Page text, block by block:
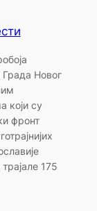
Новог
који су
фронт
175